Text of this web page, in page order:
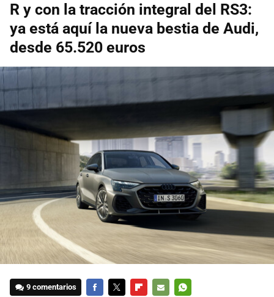
R y con la tracción integral del RS3:
ya está aquí la nueva bestia de Audi,
desde 65.520 euros
9 comentarios